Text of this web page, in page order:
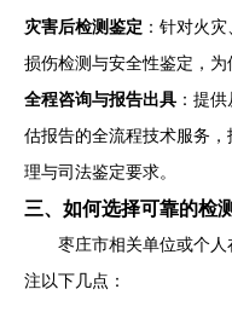
灾害后检测鉴定 ：针对火
损伤检测与安全性鉴定，为
全程咨询与报告出具 ：提
估报告的全流程技术服务
理与司法鉴定要求。
三、如何选择可靠的检
枣庄市相关单位或个
注以下几点：